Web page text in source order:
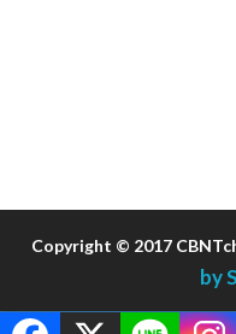
Copyright © 2017
by